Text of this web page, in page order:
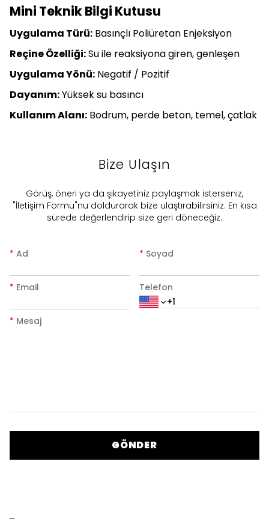
Mini Teknik Bilgi Kutusu
Uygulama Türü: Basınçlı Poliüretan Enjeksiyon
Reçine Özelliği:Su ile reaksiyona giren, genleşen
Uygulama Yönü: Negatif / Pozitif
Dayanım:Yüksek su basıncı
Kullanım Alanı: Bodrum, perde beton, temel, çatlak
Bize Ulaşın
​Görüş, öneri ya da şikayetiniz paylaşmak isterseniz,
"İletişim Formu"nu doldurarak bize ulaştırabilirsiniz. En kısa
sürede değerlendirip size geri döneceğiz.
* Ad * Soyad
* Email Telefon
* Mesaj
GÖNDER